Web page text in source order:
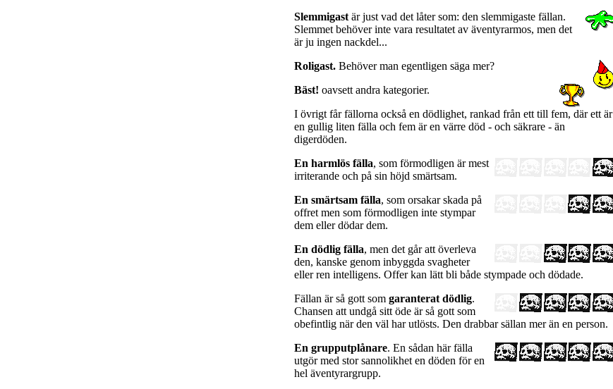
Slemmigast är just vad det låter som: den slemmigaste fällan.
Slemmet behöver inte vara resultatet av äventyrarmos, men det
är ju ingen nackdel...
Roligast. Behöver man egentligen säga mer?
Bäst! oavsett andra kategorier.
I övrigt får fällorna också en dödlighet, rankad från ett till fem, där ett är
en gullig liten fälla och fem är en värre död - och säkrare - än
digerdöden.
En harmlös fälla, som förmodligen är mest
irriterande och på sin höjd smärtsam.
En smärtsam fälla, som orsakar skada på
offret men som förmodligen inte stympar
dem eller dödar dem.
En dödlig fälla, men det går att överleva
den, kanske genom inbyggda svagheter
eller ren intelligens. Offer kan lätt bli både stympade och dödade.
Fällan är så gott som garanterat dödlig.
Chansen att undgå sitt öde är så gott som
obefintlig när den väl har utlösts. Den drabbar sällan mer än en person.
En grupputplånare. En sådan här fälla
utgör med stor sannolikhet en döden för en
hel äventyrargrupp.